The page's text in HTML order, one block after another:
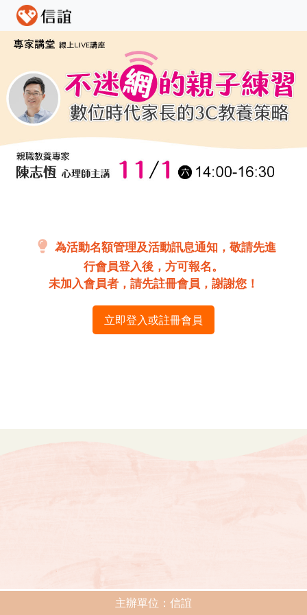
為活動名額管理及活動訊息通知，敬請先進
行會員登入後，方可報名。
未加入會員者，請先註冊會員，謝謝您！
立即登入或註冊會員
主辦單位：信誼